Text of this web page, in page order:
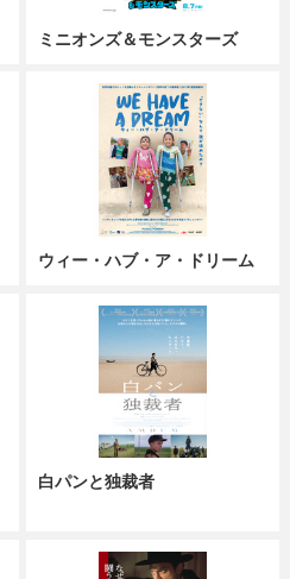
ミニオンズ＆モンスターズ
ウィー・ハブ・ア・ドリーム
白パンと独裁者